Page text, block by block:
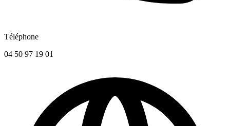
Téléphone
04 50 97 19 01